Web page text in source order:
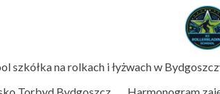
szkółka na rolkach i łyżwach w